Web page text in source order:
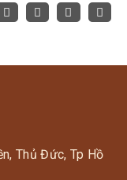
Thủ Đức, Tp Hồ